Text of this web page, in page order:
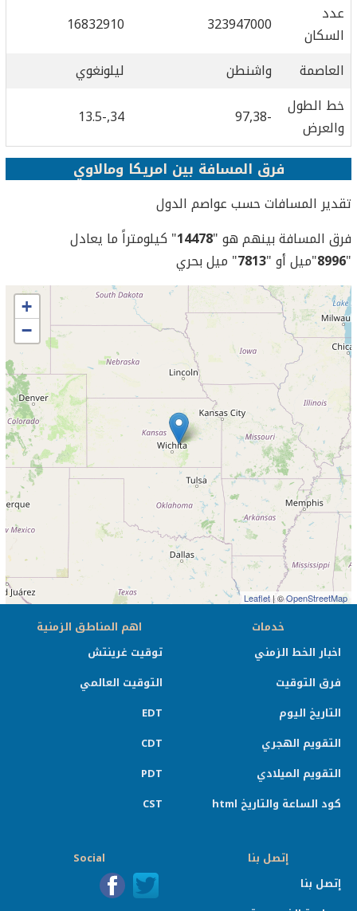
عدد
السكان
323947000
16832910
العاصمة
واشنطن
ليلونغوي
خط الطول
والعرض
-97,38
34,-13.5
فرق المسافة بين امريكا ومالاوي
تقدير المسافات حسب عواصم الدول
فرق المسافة بينهم هو "14478" كيلومتراً ما يعادل
"
8996"ميل أو "7813" ميل بحري
+
−
Leaflet| ©OpenStreetMap
خدمات
اخبار الخط الزمني
فرق التوقيت
التاريخ اليوم
التقويم الهجري
التقويم الميلادي
كود الساعة والتاريخ html
اهم المناطق الزمنية
توقيت غرينتش
التوقيت العالمي
EDT
CDT
PDT
CST
إتصل بنا
إتصل بنا
Social